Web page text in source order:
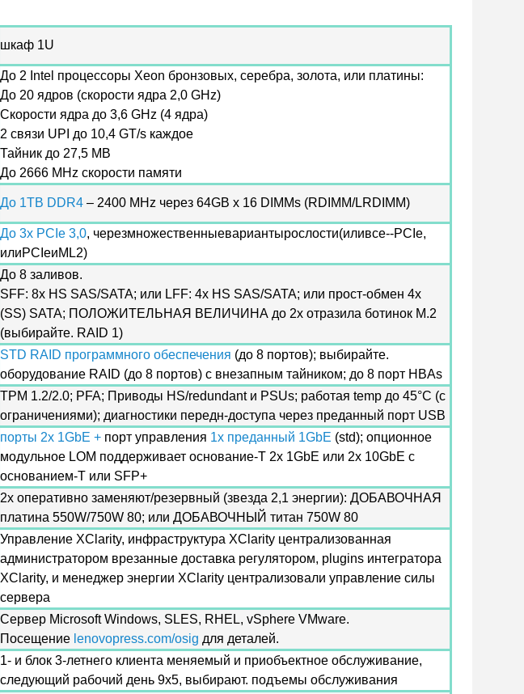
шкаф 1U
До 2 Intel процессоры Xeon бронзовых, серебра, золота, или платины:
До 20 ядров (скорости ядра 2,0 GHz)
Скорости ядра до 3,6 GHz (4 ядра)
2 связи UPI до 10,4 GT/s каждое
Тайник до 27,5 MB
До 2666 MHz скорости памяти
До 1TB DDR4 – 2400 MHz через 64GB x 16 DIMMs (RDIMM/LRDIMM)
До 3x PCIe 3,0, черезмножественныевариантырослости(иливсе--PCIe,
илиPCIeиML2)
До 8 заливов.
SFF: 8x HS SAS/SATA; или LFF: 4x HS SAS/SATA; или прост-обмен 4x
(SS) SATA; ПОЛОЖИТЕЛЬНАЯ ВЕЛИЧИНА до 2x отразила ботинок M.2
(выбирайте. RAID 1)
STD RAID программного обеспечения (до 8 портов); выбирайте.
оборудование RAID (до 8 портов) с внезапным тайником; до 8 порт HBAs
TPM 1.2/2.0; PFA; Приводы HS/redundant и PSUs; работая temp до 45°C (с
ограничениями); диагностики передн-доступа через преданный порт USB
порты 2x 1GbE + порт управления 1x преданный 1GbE (std); опционное
модульное LOM поддерживает основание-T 2x 1GbE или 2x 10GbE с
основанием-T или SFP+
2x оперативно заменяют/резервный (звезда 2,1 энергии): ДОБАВОЧНАЯ
платина 550W/750W 80; или ДОБАВОЧНЫЙ титан 750W 80
Управление XClarity, инфраструктура XClarity централизованная
администратором врезанные доставка регулятором, plugins интегратора
XClarity, и менеджер энергии XClarity централизовали управление силы
сервера
Сервер Microsoft Windows, SLES, RHEL, vSphere VMware.
Посещение lenovopress.com/osig для деталей.
1- и блок 3-летнего клиента меняемый и приобъектное обслуживание,
следующий рабочий день 9x5, выбирают. подъемы обслуживания